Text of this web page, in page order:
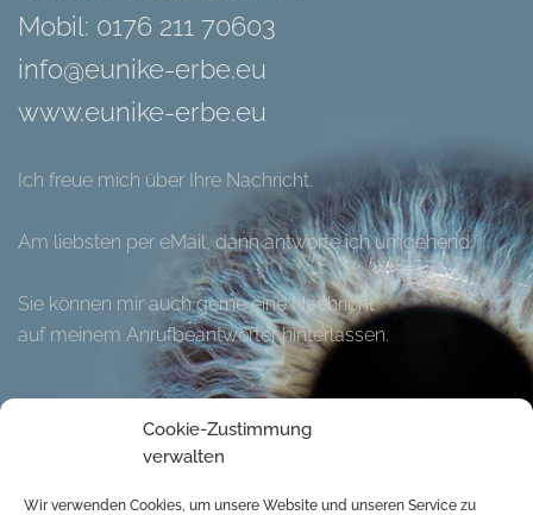
Cookie-Zustimmung
verwalten
Wir verwenden Cookies, um unsere Website und unseren Service zu
Mobil: 0176 211 70603
info@eunike-erbe.eu
www.eunike-erbe.eu
Ich freue mich über Ihre Nachricht.
Am liebsten per eMail, dann antworte ich umgehend.
Sie können mir auch gerne eine Nachricht
auf meinem Anrufbeantworter hinterlassen.
Hier können Sie meinen Flyer herunter laden.